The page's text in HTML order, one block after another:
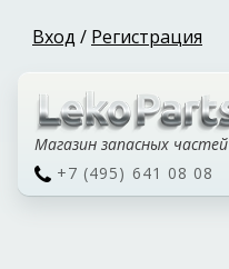
Вход / Регистрация
Магазин запасных частей
+7 (495) 641 08 08